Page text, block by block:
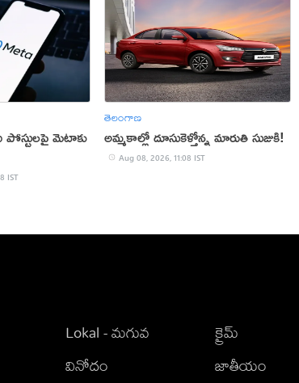
పోస్టులపై మెటాకు
IST
తెలంగాణ
అమ్మకాల్లో దూసుకెళ్తోన్న మారుతి సుజుకి!
Aug 08, 2026, 11:08 IST
Lokal - మగువ
వినోదం
క్రైమ్
జాతీయం